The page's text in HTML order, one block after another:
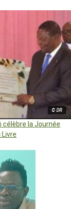
© DR
célèbre la Journée